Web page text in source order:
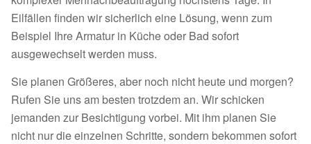
Eilfällen finden wir sicherlich eine Lösung, wenn zum
Beispiel Ihre Armatur in Küche oder Bad sofort
ausgewechselt werden muss.
Sie planen Größeres, aber noch nicht heute und morgen?
Rufen Sie uns am besten trotzdem an. Wir schicken
jemanden zur Besichtigung vorbei. Mit ihm planen Sie
nicht nur die einzelnen Schritte, sondern bekommen sofort